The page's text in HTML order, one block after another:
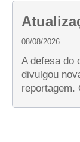
08/08/2026
A defesa do
divulgou
reportagem.